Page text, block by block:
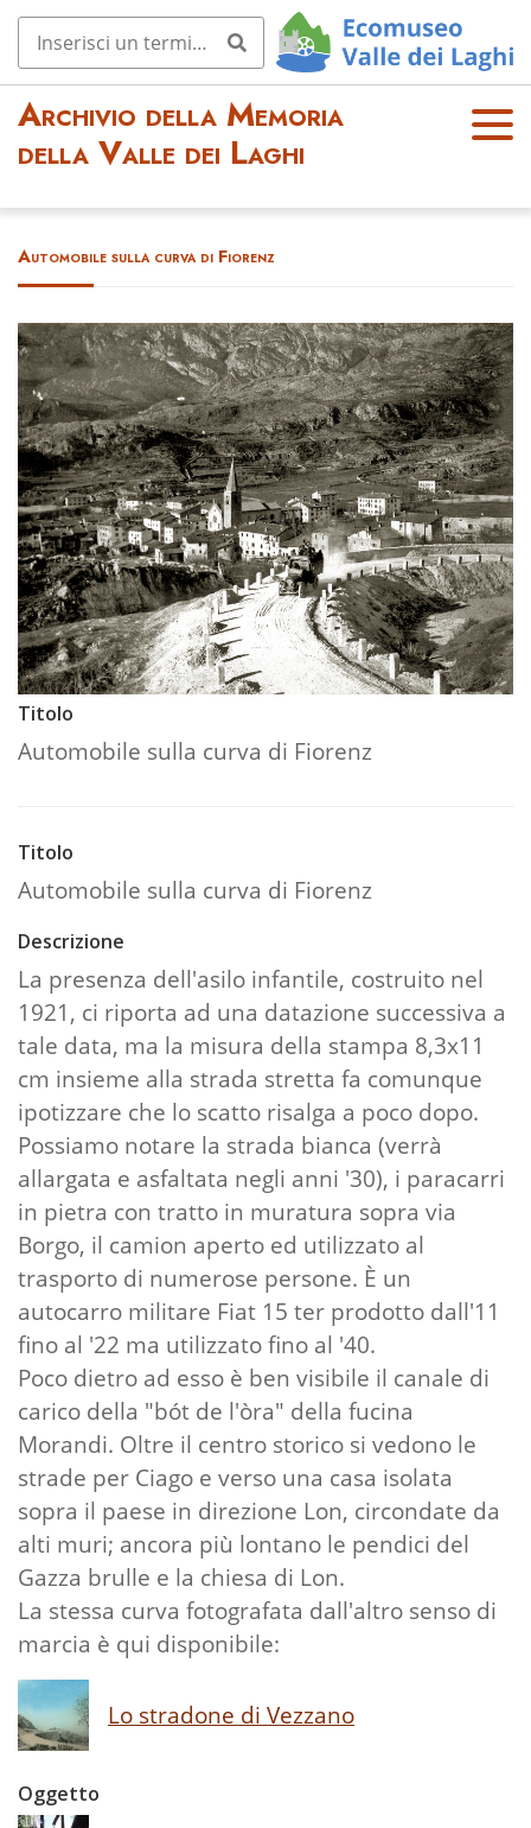
Archivio della Memoria
della Valle dei Laghi
OPE
Automobile sulla curva di Fiorenz
Titolo
Automobile sulla curva di Fiorenz
Titolo
Automobile sulla curva di Fiorenz
Descrizione
La presenza dell'asilo infantile, costruito nel
1921, ci riporta ad una datazione successiva a
tale data, ma la misura della stampa 8,3x11
cm insieme alla strada stretta fa comunque
ipotizzare che lo scatto risalga a poco dopo.
Possiamo notare la strada bianca (verrà
allargata e asfaltata negli anni '30), i paracarri
in pietra con tratto in muratura sopra via
Borgo, il camion aperto ed utilizzato al
trasporto di numerose persone. È un
autocarro militare Fiat 15 ter prodotto dall'11
fino al '22 ma utilizzato fino al '40.
Poco dietro ad esso è ben visibile il canale di
carico della "bót de l'òra" della fucina
Morandi. Oltre il centro storico si vedono le
strade per Ciago e verso una casa isolata
sopra il paese in direzione Lon, circondate da
alti muri; ancora più lontano le pendici del
Gazza brulle e la chiesa di Lon.
La stessa curva fotografata dall'altro senso di
marcia è qui disponibile:
Lo stradone di Vezzano
Oggetto